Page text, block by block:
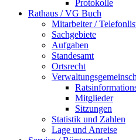
Protokolle
Rathaus / VG Buch
Mitarbeiter /
Sachgebiete
Aufgaben
Standesamt
Ortsrecht
Mitglieder
Sitzungen
Statistik und Zahlen
Lage und Anreise